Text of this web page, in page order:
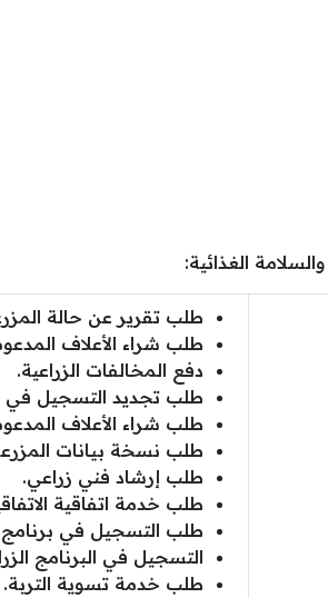
الغذائية:
طلب تقرير عن حالة
طلب شراء الأعلاف
دفع المخالفات الزراعية.
طلب تجديد التسجيل في
طلب شراء الأعلاف
طلب نسخة بيانات
طلب إرشاد فني زراعي.
طلب خدمة اتفاقية
طلب التسجيل في برنامج
التسجيل في البرنامج
طلب خدمة تسوية التربة.